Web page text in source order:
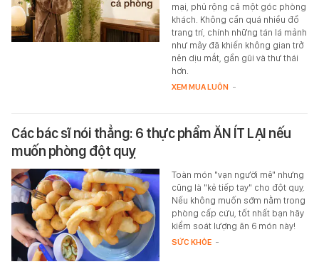
mại, phủ rộng cả một góc phòng
khách. Không cần quá nhiều đồ
trang trí, chính những tán lá mảnh
như mây đã khiến không gian trở
nên dịu mắt, gần gũi và thư thái
hơn.
XEM MUA LUÔN -
Các bác sĩ nói thẳng: 6 thực phẩm ĂN ÍT LẠI nếu
muốn phòng đột quỵ
Toàn món "vạn người mê" nhưng
cũng là "kẻ tiếp tay" cho đột quỵ.
Nếu không muốn sớm nằm trong
phòng cấp cứu, tốt nhất bạn hãy
kiểm soát lượng ăn 6 món này!
SỨC KHỎE -